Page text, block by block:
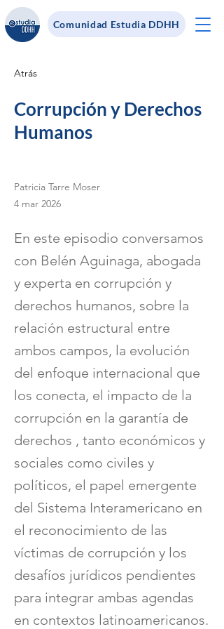
Comunidad Estudia DDHH
Atrás
Corrupción y Derechos
Humanos
Patricia Tarre Moser
4 mar 2026
En este episodio conversamos
con Belén Aguinaga, abogada
y experta en corrupción y
derechos humanos, sobre la
relación estructural entre
ambos campos, la evolución
del enfoque internacional que
los conecta, el impacto de la
corrupción en la garantía de
derechos , tanto económicos y
sociales como civiles y
políticos, el papel emergente
del Sistema Interamericano en
el reconocimiento de las
víctimas de corrupción y los
desafíos jurídicos pendientes
para integrar ambas agendas
en contextos latinoamericanos.